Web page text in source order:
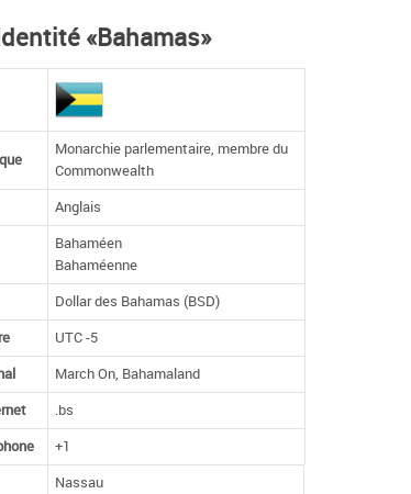
«Bahamas»
Monarchie parlementaire, membre du
Commonwealth
Anglais
Bahaméen
Bahaméenne
Dollar des Bahamas (BSD)
UTC -5
March On, Bahamaland
.bs
+1
Nassau